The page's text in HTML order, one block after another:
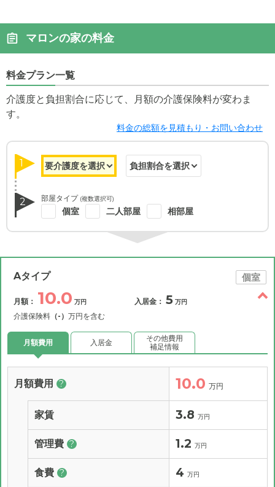
マロンの家の料金
料金プラン一覧
介護度と負担割合に応じて、月額の介護保険料が変わま
す。
料金の総額を見積もり・お問い合わせ
1
2 部屋タイプ (複数選択可)
個室 二人部屋 相部屋
Aタイプ 個室
月額： 10.0 万円
介護保険料 （-） 万円を含む
入居金： 5 万円
月額費用 入居金
その他費用
補足情報
月額費用 ? 10.0 万円
家賃 3.8 万円
管理費 ? 1.2 万円
食費 ? 4 万円